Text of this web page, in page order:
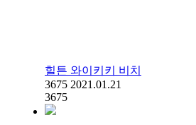
힐튼 와이키키 비치
3675 2021.01.21
3675